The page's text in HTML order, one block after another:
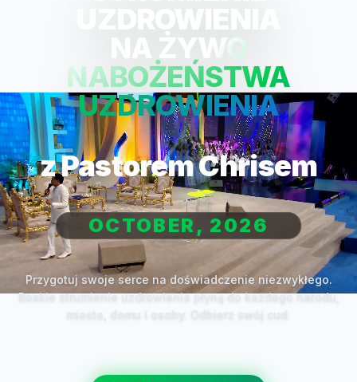
UZDROWIENIA
NA ŻYWO
NABOŻEŃSTWA
UZDROWIENIA
z Pastorem Chrisem
OCTOBER, 2026
Przygotuj swoje serce na doświadczenie niezwykłego.
Boskie strumienie uzdrowienia płyną do każdego narodu,